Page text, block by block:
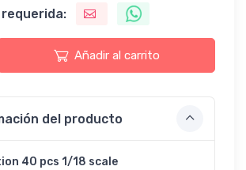
Añadir al carrito
del producto
40 pcs 1/18 scale